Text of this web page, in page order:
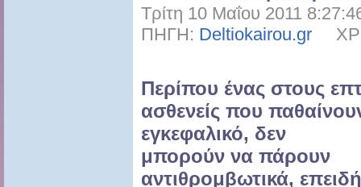
Τρίτη 10 Μαΐου 2011
ΠΗΓΗ: Deltiokairou.gr
Περίπου ένας στους
ασθενείς που
εγκεφαλικό, δεν
μπορούν να πάρουν
αντιθρομβωτικά, επειδή